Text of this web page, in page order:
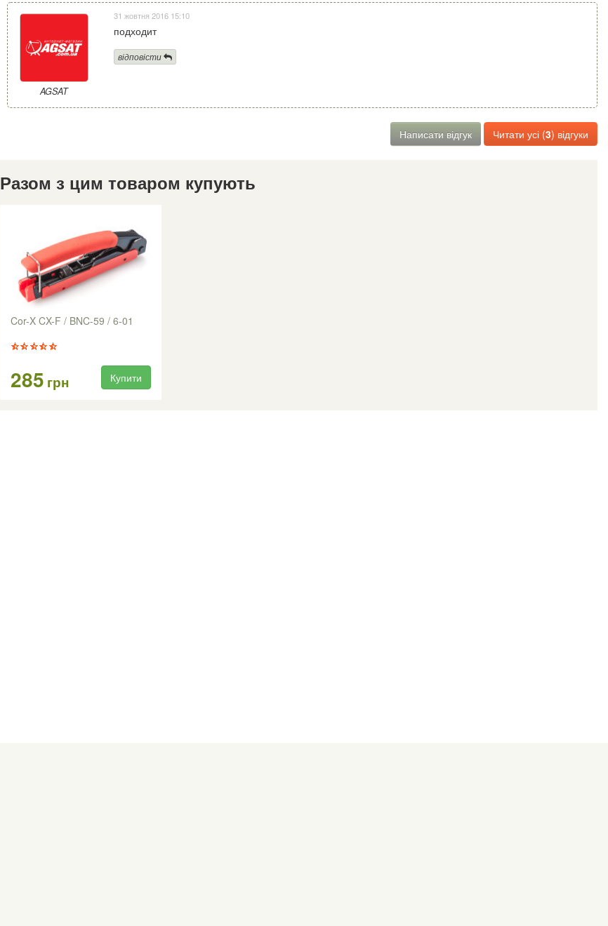
AGSAT
31 жовтня 2016 15:10
подходит
відповісти
Написати відгук Читати усі (3) відгуки
Разом з цим товаром купують
Cor-X CX-F / BNC-59 / 6-01
285 грн Купити